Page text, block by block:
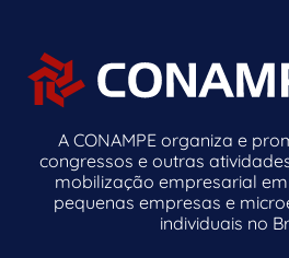
A CONAMPE organiza e
congressos e outras
mobilização empresarial
pequenas empresas e
individuais no